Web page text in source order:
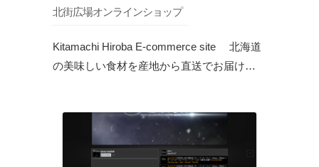
北街広場オンラインショップ
Kitamachi Hiroba E-commerce site 北海道
の美味しい食材を産地から直送でお届け…